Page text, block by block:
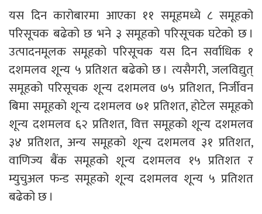
यस दिन कारोबारमा आएका ११ समूहमध्ये ८ समूहको
परिसूचक बढेको छ भने ३ समूहको परिसूचक घटेको छ ।
उत्पादनमूलक समूहको परिसूचक यस दिन सर्वाधिक १
दशमलव शून्य ५ प्रतिशत बढेको छ । त्यसैगरी, जलविद्युत्
समूहको परिसूचक शून्य दशमलव ७५ प्रतिशत, निर्जीवन
बिमा समूहको शून्य दशमलव ७१ प्रतिशत, होटेल समूहको
शून्य दशमलव ६२ प्रतिशत, वित्त समूहको शून्य दशमलव
३४ प्रतिशत, अन्य समूहको शून्य दशमलव ३१ प्रतिशत,
वाणिज्य बैंक समूहको शून्य दशमलव १५ प्रतिशत र
म्युचुअल फन्ड समूहको शून्य दशमलव शून्य ५ प्रतिशत
बढेको छ ।